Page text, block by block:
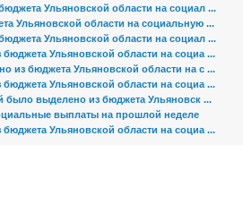
Ульяновской области на социал ...
Ульяновской области на социальную ...
Ульяновской области на социал ...
Ульяновской области на социа ...
из бюджета Ульяновской области на с ...
Ульяновской области на социа ...
было выделено из бюджета Ульяновск ...
выплаты на прошлой неделе
Ульяновской области на социа ...